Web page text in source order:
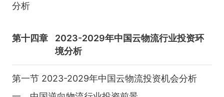
分析
第十四章
2023-2029年中国云物流行业投资环
境分析
第一节 2023-2029年中国云物流投资机会分析